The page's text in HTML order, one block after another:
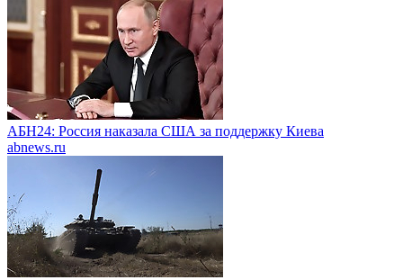
АБН24: Россия наказала США за поддержку Киева
abnews.ru